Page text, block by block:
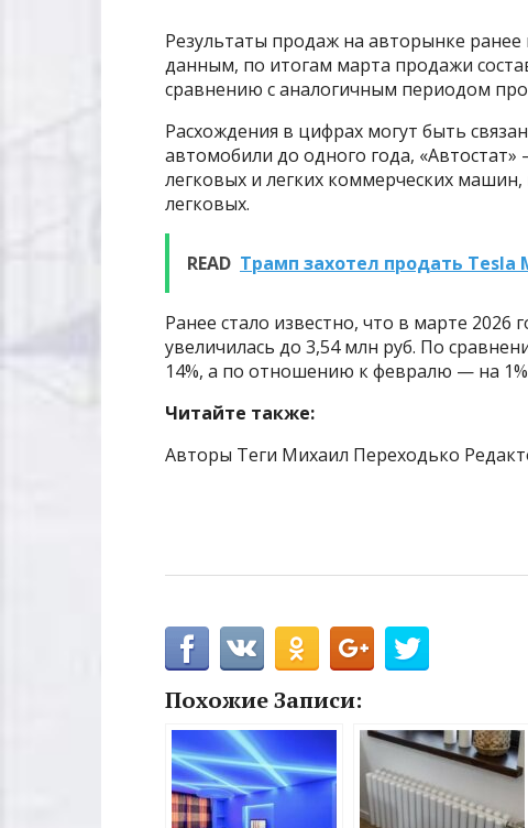
Результаты продаж на авторынке ранее
данным, по итогам марта продажи
сравнению с аналогичным периодом
Расхождения в цифрах могут быть
автомобили до одного года,
легковых и легких коммерческих
легковых.
READ Трамп захотел продать Tesla
Ранее стало известно, что в марте 2026
увеличилась до 3,54 млн руб. По
14%, а по отношению к февралю — на
Читайте также:
Авторы Теги Михаил Переходько
Похожие Записи: